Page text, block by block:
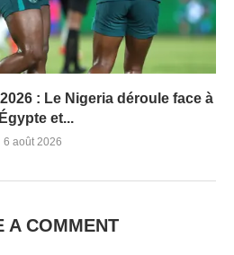
: Le Nigeria déroule face à
et...
6 août 2026
A COMMENT